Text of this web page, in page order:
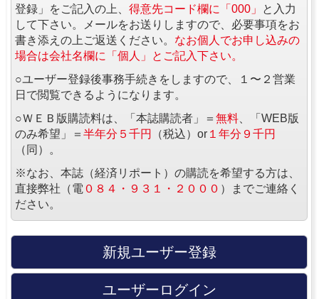
登録」をご記入の上、 得意先コード欄に「000」
と入力
して下さい。メールをお送りしますので、必要事項をお
書き添えの上ご返送ください。 なお個人でお申し込みの
場合は会社名欄に「個人」とご記入下さい。
○ユーザー登録後事務手続きをしますので、１〜２営業
日で閲覧できるようになります。
○ＷＥＢ版購読料は、「本誌購読者」＝ 無料 、「WEB版
のみ希望」＝ 半年分５千円 （税込）or １年分９千円
（同）。
※なお、本誌（経済リポート）の購読を希望する方は、
直接弊社（電 ０８４・９３１・２０００ ）までご連絡く
ださい。
新規ユーザー登録
ユーザーログイン